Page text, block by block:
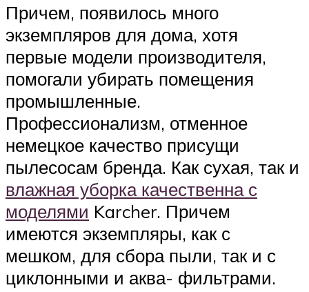
Причем, появилось много
экземпляров для дома, хотя
первые модели производителя,
помогали убирать помещения
промышленные.
Профессионализм, отменное
немецкое качество присущи
пылесосам бренда. Как сухая, так и
влажная уборка качественна с
моделями Karcher. Причем
имеются экземпляры, как с
мешком, для сбора пыли, так и с
циклонными и аква- фильтрами.